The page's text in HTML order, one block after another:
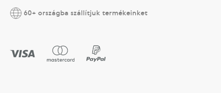
60+ országba szállítjuk termékeinket